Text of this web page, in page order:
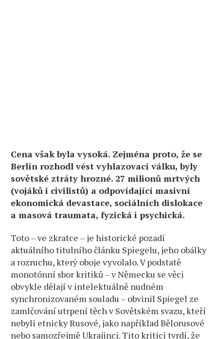
Cena však byla vysoká. Zejména proto, že se
Berlín rozhodl vést vyhlazovací válku, byly
sovětské ztráty hrozné. 27 milionů mrtvých
(vojáků i civilistů) a odpovídající masivní
ekonomická devastace, sociálních dislokace
a masová traumata, fyzická i psychická.
Toto – ve zkratce – je historické pozadí
aktuálního titulního článku Spiegelu, jeho obálky
a rozruchu, který oboje vyvolalo. V podstatě
monotónní sbor kritiků – v Německu se věci
obvykle dělají v intelektuálně nudném
synchronizovaném souladu – obvinil Spiegel ze
zamlčování utrpení těch v Sovětském svazu, kteří
nebyli etnicky Rusové, jako například Bělorusové
nebo samozřejmě Ukrajinci. Tito kritici tvrdí, že